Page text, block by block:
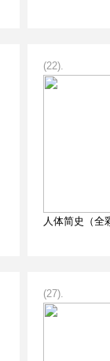
(22).
人体简史（全
(27).